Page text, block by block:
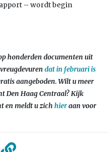
– wordt begin
honderden documenten uit
dat in februari is
aangeboden. Wilt u meer
Den Haag Centraal? Kijk
en meldt u zich hieraan voor